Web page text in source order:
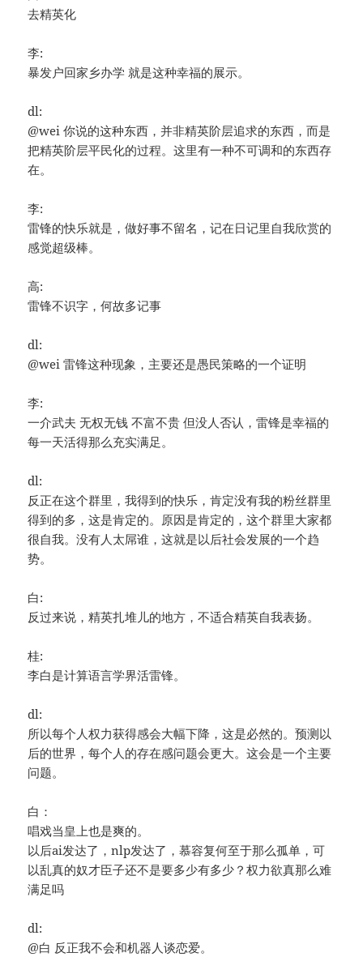
去精英化
李:
暴发户回家乡办学 就是这种幸福的展示。
dl:
@wei 你说的这种东西，并非精英阶层追求的东西，而是
把精英阶层平民化的过程。这里有一种不可调和的东西存
在。
李:
雷锋的快乐就是，做好事不留名，记在日记里自我欣赏的
感觉超级棒。
高:
雷锋不识字，何故多记事
dl:
@wei 雷锋这种现象，主要还是愚民策略的一个证明
李:
一介武夫 无权无钱 不富不贵 但没人否认，雷锋是幸福的
每一天活得那么充实满足。
dl:
反正在这个群里，我得到的快乐，肯定没有我的粉丝群里
得到的多，这是肯定的。原因是肯定的，这个群里大家都
很自我。没有人太屌谁，这就是以后社会发展的一个趋
势。
白:
反过来说，精英扎堆儿的地方，不适合精英自我表扬。
桂:
李白是计算语言学界活雷锋。
dl:
所以每个人权力获得感会大幅下降，这是必然的。预测以
后的世界，每个人的存在感问题会更大。这会是一个主要
问题。
白：
唱戏当皇上也是爽的。
以后ai发达了，nlp发达了，慕容复何至于那么孤单，可
以乱真的奴才臣子还不是要多少有多少？权力欲真那么难
满足吗
dl:
@白 反正我不会和机器人谈恋爱。